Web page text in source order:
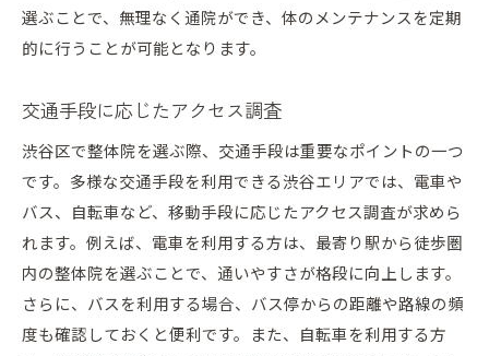
選ぶことで、無理なく通院ができ、体のメンテナンスを定期
的に行うことが可能となります。
交通手段に応じたアクセス調査
渋谷区で整体院を選ぶ際、交通手段は重要なポイントの一つ
です。多様な交通手段を利用できる渋谷エリアでは、電車や
バス、自転車など、移動手段に応じたアクセス調査が求めら
れます。例えば、電車を利用する方は、最寄り駅から徒歩圏
内の整体院を選ぶことで、通いやすさが格段に向上します。
さらに、バスを利用する場合、バス停からの距離や路線の頻
度も確認しておくと便利です。また、自転車を利用する方